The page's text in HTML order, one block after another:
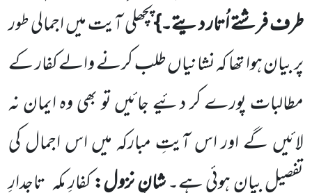
طرف فرشتے اُتار دیتے۔}پچھلی آیت میں اجمالی طور
پر بیان ہواتھا کہ نشانیاں طلب کرنے والے کفار کے
مطالبات پورے کر دئیے جائیں تو بھی وہ ایمان نہ
لائیں گے اور اس آیتِ مبارکہمیں اس اجمال کی
تفصیل بیان ہوئی ہے۔شانِ نزول:کفارِ مکہ تاجدارِ